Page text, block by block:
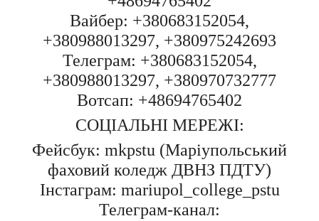
Вайбер: +380683152054,
+380988013297, +380975242693
Телеграм: +380683152054,
+380988013297, +380970732777
Вотсап: +48694765402
СОЦІАЛЬНІ МЕРЕЖІ:
Фейсбук: mkpstu (Маріупольський
фаховий коледж ДВНЗ ПДТУ)
Інстаграм: mariupol_college_pstu
Телеграм-канал: